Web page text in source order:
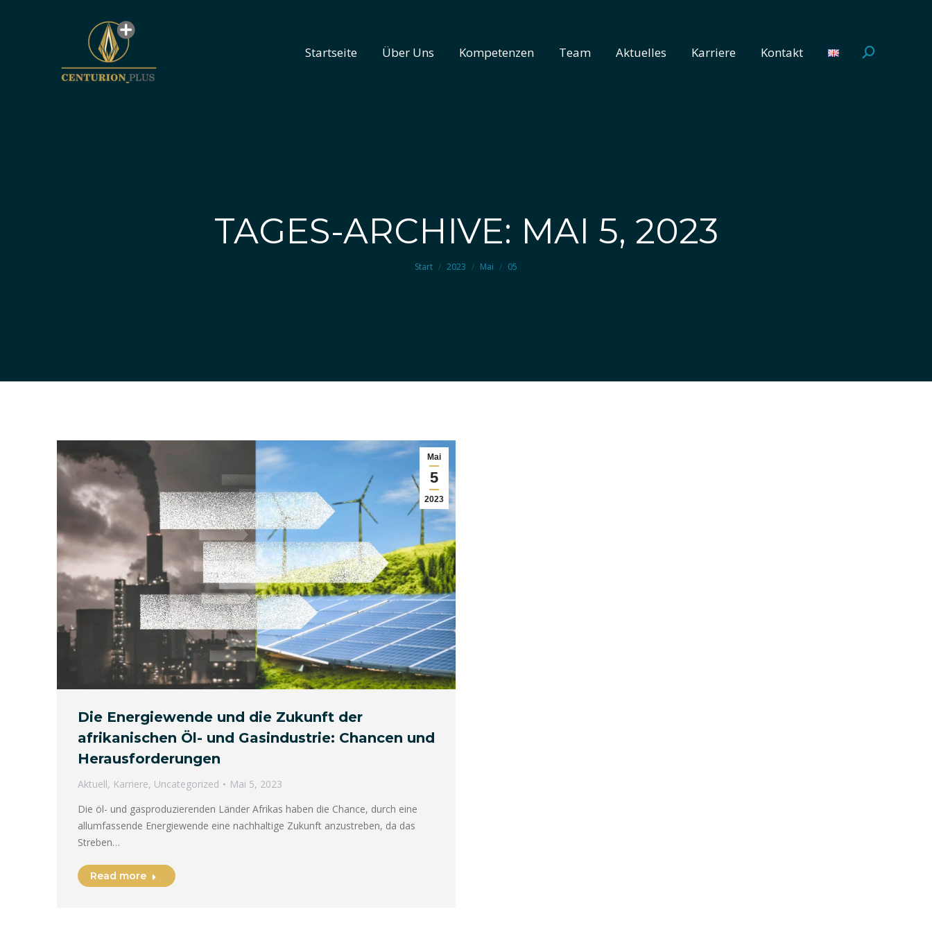
Startseite Über Uns Kompetenzen Team Aktuelles Karriere Kontakt Search:
TAGES-ARCHIVE: MAI 5, 2023
Sie befinden sich hier:
Start 2023 Mai 05
Mai
5
2023
Die Energiewende und die Zukunft der
afrikanischen Öl- und Gasindustrie: Chancen und
Herausforderungen
Aktuell, Karriere, Uncategorized
Mai 5, 2023
Die öl- und gasproduzierenden Länder Afrikas haben die Chance, durch eine
allumfassende Energiewende eine nachhaltige Zukunft anzustreben, da das
Streben…
Read more